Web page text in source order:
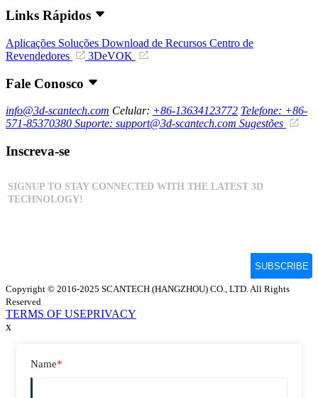
Links Rápidos
Aplicações Soluções Download de Recursos Centro de
Revendedores
3DeVOK
Fale Conosco
info@3d-scantech.com Celular: +86-13634123772 Telefone: +86-
571-85370380 Suporte: support@3d-scantech.com Sugestões
Inscreva-se
Copyright © 2016-2025 SCANTECH (HANGZHOU) CO., LTD. All Rights
Reserved
TERMS OF USEPRIVACY
x
Name*